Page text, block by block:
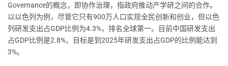
Governance的概念，即协作治理，指政府推动产学研之间的合作。
以以色列为例，尽管它只有900万人口实现全民创新和创业，但以色
列研发支出占GDP比例为4.3%，排名全球第一。目前中国研发支出
占GDP比例是2.8%，目标是到2025年研发支出占GDP的比例能达到
3%。